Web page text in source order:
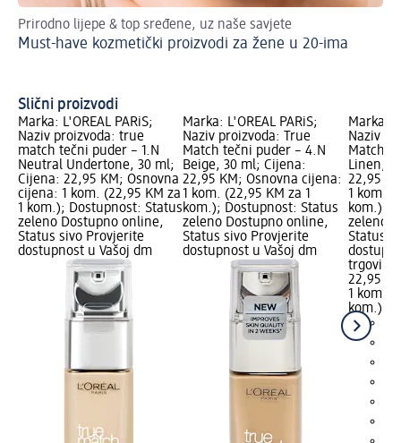
Prirodno lijepe & top sređene, uz naše savjete
Must-have kozmetički proizvodi za žene u 20-ima
Slični proizvodi
Marka: L'ORÉAL PARiS;
Naziv proizvoda: true
match tečni puder – 1.N
Neutral Undertone, 30 ml;
Cijena: 22,95 KM; Osnovna
cijena: 1 kom. (22,95 KM za
1 kom.); Dostupnost: Status
zeleno Dostupno online,
Status sivo Provjerite
dostupnost u Vašoj dm
Marka: L'ORÉAL PARiS;
Naziv proizvoda: True
Match tečni puder – 4.N
Beige, 30 ml; Cijena:
22,95 KM; Osnovna cijena:
1 kom. (22,95 KM za 1
kom.); Dostupnost: Status
zeleno Dostupno online,
Status sivo Provjerite
dostupnost u Vašoj dm
Marka:
Naziv
Match
Linen,
22,95
1 kom.
kom.);
zeleno
Status
trgovini
22,95
1 kom.
kom.)